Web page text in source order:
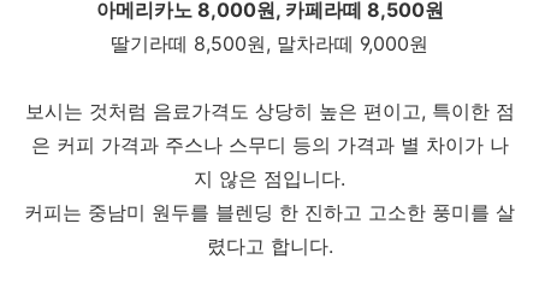
아메리카노 8,000원, 카페라떼 8,500원
딸기라떼 8,500원, 말차라떼 9,000원
보시는 것처럼 음료가격도 상당히 높은 편이고, 특이한 점
은 커피 가격과 주스나 스무디 등의 가격과 별 차이가 나
지 않은 점입니다.
커피는 중남미 원두를 블렌딩 한 진하고 고소한 풍미를 살
렸다고 합니다.